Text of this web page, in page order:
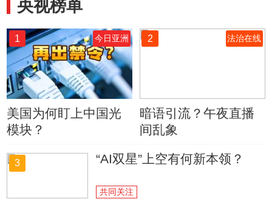
央视榜单
1 今日亚洲
美国为何盯上中国光
模块？
2 法治在线
暗语引流？午夜直播
间乱象
3 “AI双星”上空有何新本领？
共同关注